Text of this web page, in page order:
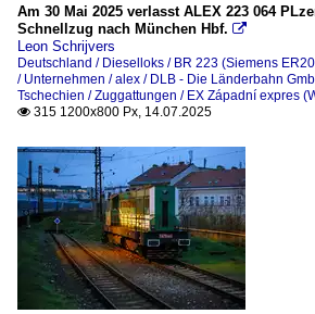
Am 30 Mai 2025 verlasst ALEX 223 064
Schnellzug nach München Hbf. 
Leon Schrijvers
Deutschland / Dieselloks / BR 223 (Siemens
/ Unternehmen / alex / DLB - Die Länderbahn
Tschechien / Zuggattungen / EX Západní expres
 315 1200x800 Px, 14.07.2025